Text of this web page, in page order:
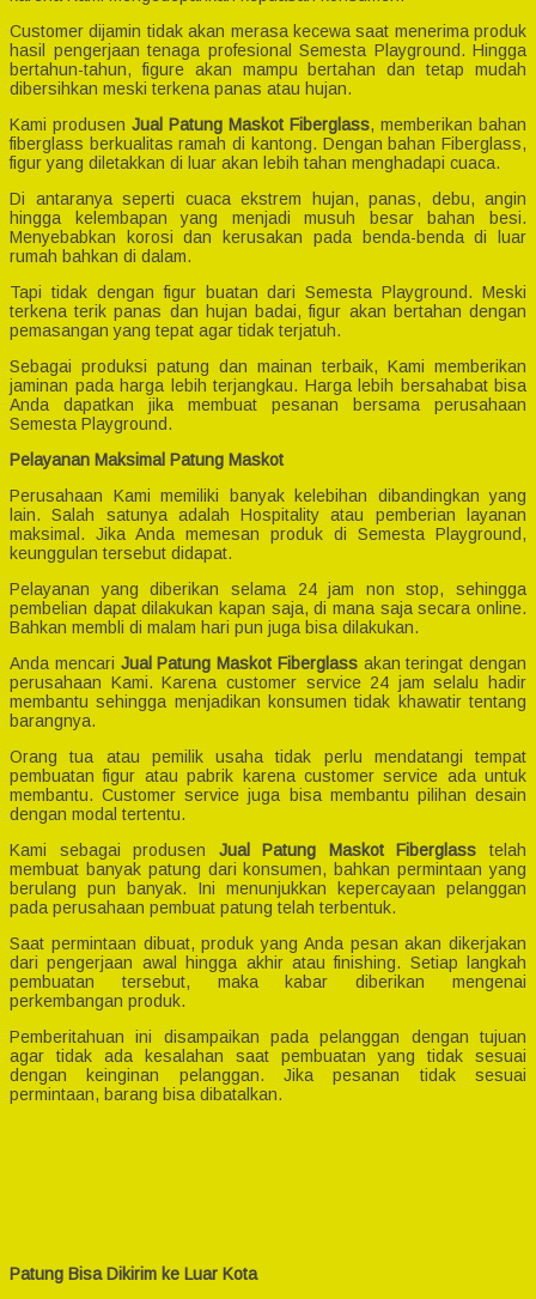
Customer dijamin tidak akan merasa kecewa saat menerima produk
hasil pengerjaan tenaga profesional Semesta Playground. Hingga
bertahun-tahun, figure akan mampu bertahan dan tetap mudah
dibersihkan meski terkena panas atau hujan.
Kami produsen Jual Patung Maskot Fiberglass, memberikan bahan
fiberglass berkualitas ramah di kantong. Dengan bahan Fiberglass,
figur yang diletakkan di luar akan lebih tahan menghadapi cuaca.
Di antaranya seperti cuaca ekstrem hujan, panas, debu, angin
hingga kelembapan yang menjadi musuh besar bahan besi.
Menyebabkan korosi dan kerusakan pada benda-benda di luar
rumah bahkan di dalam.
Tapi tidak dengan figur buatan dari Semesta Playground. Meski
terkena terik panas dan hujan badai, figur akan bertahan dengan
pemasangan yang tepat agar tidak terjatuh.
Sebagai produksi patung dan mainan terbaik, Kami memberikan
jaminan pada harga lebih terjangkau. Harga lebih bersahabat bisa
Anda dapatkan jika membuat pesanan bersama perusahaan
Semesta Playground.
Pelayanan Maksimal Patung Maskot
Perusahaan Kami memiliki banyak kelebihan dibandingkan yang
lain. Salah satunya adalah Hospitality atau pemberian layanan
maksimal. Jika Anda memesan produk di Semesta Playground,
keunggulan tersebut didapat.
Pelayanan yang diberikan selama 24 jam non stop, sehingga
pembelian dapat dilakukan kapan saja, di mana saja secara online.
Bahkan membli di malam hari pun juga bisa dilakukan.
Anda mencari Jual Patung Maskot Fiberglassakan teringat dengan
perusahaan Kami. Karena customer service 24 jam selalu hadir
membantu sehingga menjadikan konsumen tidak khawatir tentang
barangnya.
Orang tua atau pemilik usaha tidak perlu mendatangi tempat
pembuatan figur atau pabrik karena customer service ada untuk
membantu. Customer service juga bisa membantu pilihan desain
dengan modal tertentu.
Kami sebagai produsen Jual Patung Maskot Fiberglass telah
membuat banyak patung dari konsumen, bahkan permintaan yang
berulang pun banyak. Ini menunjukkan kepercayaan pelanggan
pada perusahaan pembuat patung telah terbentuk.
Saat permintaan dibuat, produk yang Anda pesan akan dikerjakan
dari pengerjaan awal hingga akhir atau finishing. Setiap langkah
pembuatan tersebut, maka kabar diberikan mengenai
perkembangan produk.
Pemberitahuan ini disampaikan pada pelanggan dengan tujuan
agar tidak ada kesalahan saat pembuatan yang tidak sesuai
dengan keinginan pelanggan. Jika pesanan tidak sesuai
permintaan, barang bisa dibatalkan.
Patung Bisa Dikirim ke Luar Kota